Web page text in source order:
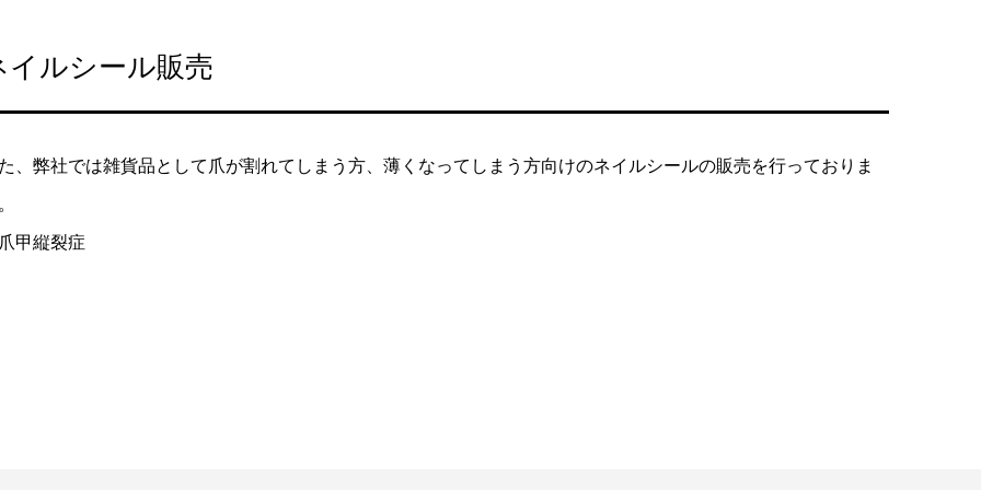
イルシール販売
、弊社では雑貨品として爪が割れてしまう方、薄くなってしまう方向けのネイルシールの販売を行っておりま